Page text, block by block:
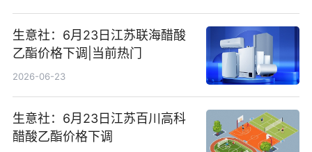
生意社：6月23日江苏联海醋酸
乙酯价格下调|当前热门
2026-06-23
生意社：6月23日江苏百川高科
醋酸乙酯价格下调